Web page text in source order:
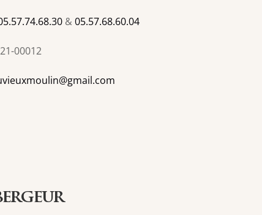
&05.57.68.60.04
00012